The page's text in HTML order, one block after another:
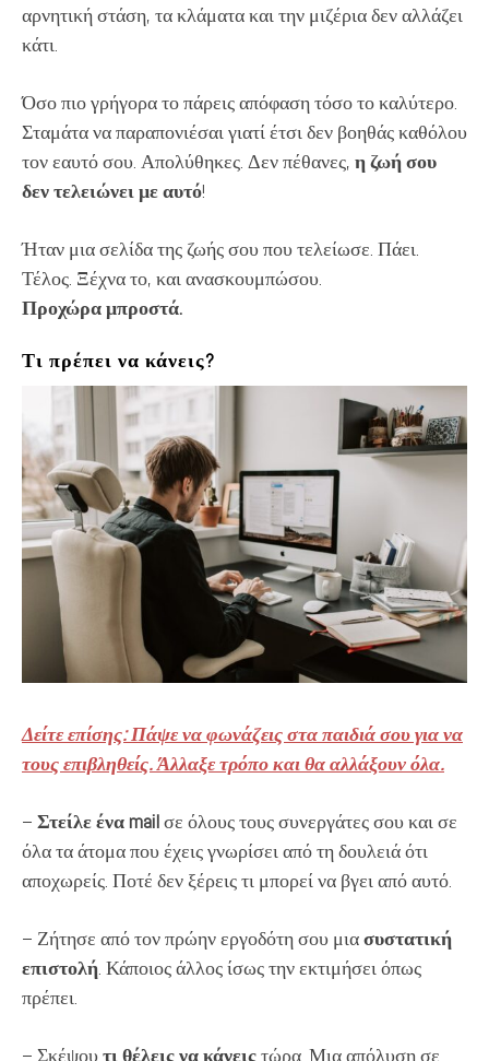
αρνητική στάση, τα κλάματα και την μιζέρια δεν αλλάζει
κάτι.
Όσο πιο γρήγορα το πάρεις απόφαση τόσο το καλύτερο.
Σταμάτα να παραπονιέσαι γιατί έτσι δεν βοηθάς καθόλου
τον εαυτό σου. Απολύθηκες. Δεν πέθανες, η ζωή σου
δεν τελειώνει με αυτό!
Ήταν μια σελίδα της ζωής σου που τελείωσε. Πάει.
Τέλος. Ξέχνα το, και ανασκουμπώσου.
Προχώρα μπροστά.
Τι πρέπει να κάνεις?
Δείτε επίσης: Πάψε να φωνάζεις στα παιδιά σου για να
τους επιβληθείς. Άλλαξε τρόπο και θα αλλάξουν όλα.
– Στείλε ένα mailσε όλους τους συνεργάτες σου και σε
όλα τα άτομα που έχεις γνωρίσει από τη δουλειά ότι
αποχωρείς. Ποτέ δεν ξέρεις τι μπορεί να βγει από αυτό.
– Ζήτησε από τον πρώην εργοδότη σου μιασυστατική
επιστολή. Κάποιος άλλος ίσως την εκτιμήσει όπως
πρέπει.
– Σκέψουτι θέλεις να κάνειςτώρα. Μια απόλυση σε